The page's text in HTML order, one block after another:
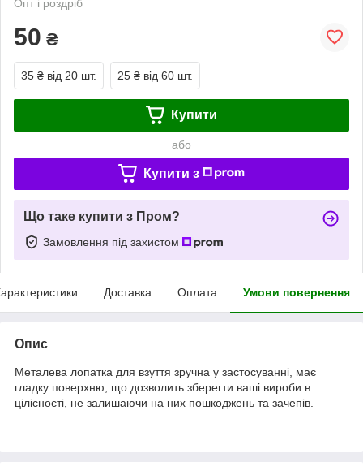
Опт і роздріб
50 ₴
35 ₴ від 20 шт. 25 ₴ від 60 шт.
Купити
або
Купити з
Що таке купити з Пром?
Замовлення під захистом
Доставка Оплата Умови повернення
Опис
Металева лопатка для взуття зручна у застосуванні, має
гладку поверхню, що дозволить зберегти ваші вироби в
цілісності, не залишаючи на них пошкоджень та зачепів.